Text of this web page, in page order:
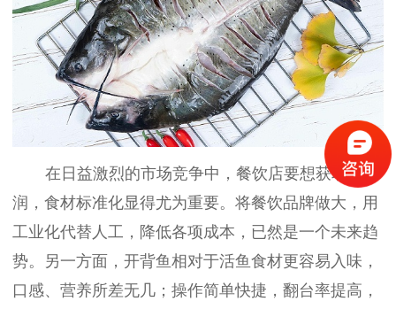
在日益激烈的市场竞争中，餐饮店要想获取利
润，食材标准化显得尤为重要。将餐饮品牌做大，用
工业化代替人工，降低各项成本，已然是一个未来趋
势。另一方面，开背鱼相对于活鱼食材更容易入味，
口感、营养所差无几；操作简单快捷，翻台率提高，